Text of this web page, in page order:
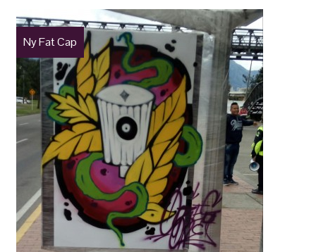
Ny Fat Cap